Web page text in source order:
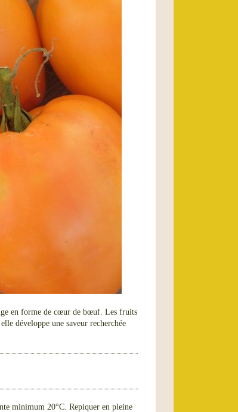
en forme de cœur de bœuf. Les fruits
développe une saveur recherchée
minimum 20°C. Repiquer en pleine